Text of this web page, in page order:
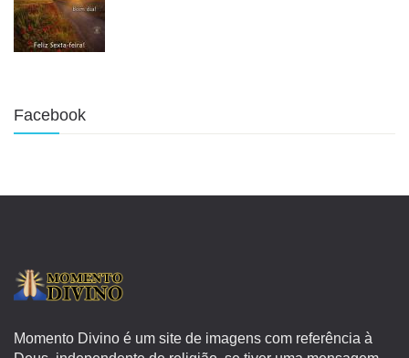
Facebook
Momento Divino é um site de imagens com referência à